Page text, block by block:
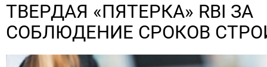
ТВЕРДАЯ «ПЯТЕРКА» RBI ЗА
СОБЛЮДЕНИЕ СРОКОВ